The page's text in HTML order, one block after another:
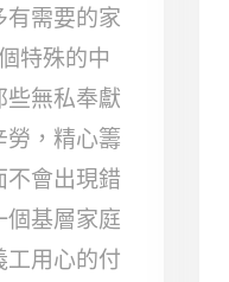
有需要的家
特殊的中
無私奉獻
勞，精心籌
會出現錯
個基層家庭
用心的付